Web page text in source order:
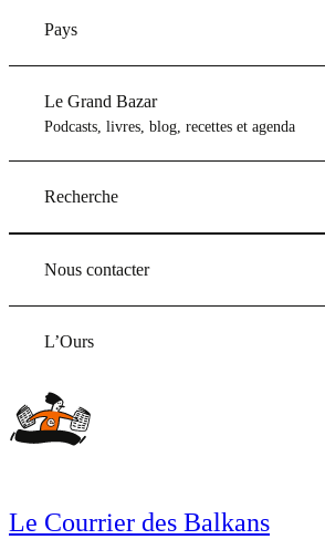
Pays
Le Grand Bazar
Podcasts, livres, blog, recettes et agenda
Recherche
Nous contacter
L’Ours
Le Courrier des Balkans